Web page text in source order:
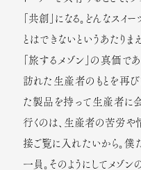
感性
文化
人
News
Company
「共創」になる。どんなス
とはできないというあたり
「旅するメゾン」の真価で
訪れた生産者のもとを再び
た製品を持って生産者に会
行くのは、生産者の苦労や
接ご覧に入れたいから。僕
一員。そのようにしてメゾ